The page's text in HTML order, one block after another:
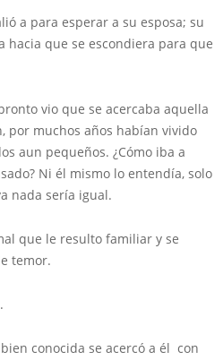
a para esperar a su esposa; su
hacia que se escondiera para que
vio que se acercaba aquella
por muchos años habían vivido
aun pequeños. ¿Cómo iba a
Ni él mismo lo entendía, solo
nada sería igual.
que le resulto familiar y se
temor.
conocida se acercó a él con